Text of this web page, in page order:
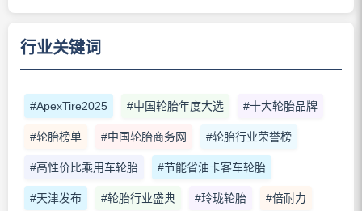
行业关键词
#ApexTire2025 #中国轮胎年度大选 #十大轮胎品牌
#轮胎榜单 #中国轮胎商务网 #轮胎行业荣誉榜
#高性价比乘用车轮胎 #节能省油卡客车轮胎
#天津发布 #轮胎行业盛典 #玲珑轮胎 #倍耐力